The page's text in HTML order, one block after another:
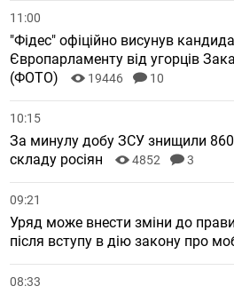
11:00
"Фідес" офіційно висунув
Європарламенту від угорців
(ФОТО)
19446 10
10:15
За минулу добу ЗСУ знищили 860
складу росіян
4852 3
09:21
Уряд може внести зміни до
після вступу в дію закону про
08:33